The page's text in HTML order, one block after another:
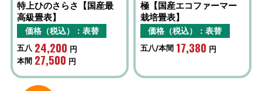
特上ひのさらさ【国産最
高級畳表】
価格（税込）：表替
五八 24,200 円
本間 27,500 円
極【国産エコファーマー
栽培畳表】
価格（税込）：表替
五八/本間 17,380 円